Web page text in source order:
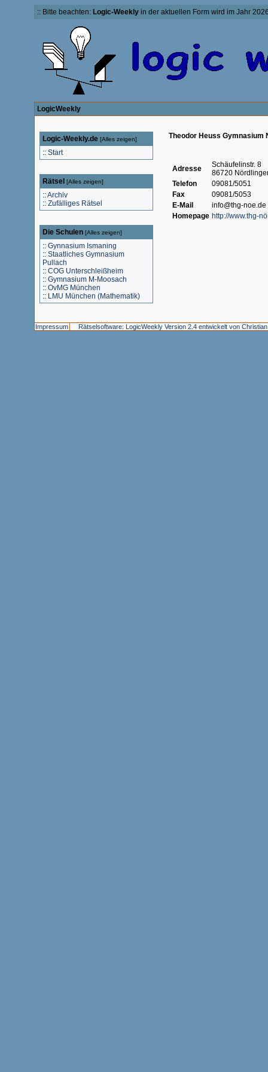
:: Bitte beachten: Logic-Weeklyin der aktuellen Form wird im Jahr
LogicWeekly
Logic-Weekly.de [Alles zeigen]
:: Start
Rätsel [Alles zeigen]
::Archiv
:: Zufälliges Rätsel
Die Schulen [Alles zeigen]
:: Gynnasium Ismaning
:: Staatliches Gymnasium
Pullach
:: COG Unterschleißheim
:: Gymnasium M-Moosach
:: OvMG München
:: LMU München (Mathematik)
Theodor Heuss Gymnasium
Adresse
Schäufelinstr. 8
86720
Telefon
09081/5051
Fax
09081/5053
E-Mail
info@thg-noe.de
Homepage http://www.thg-
Impressum Rätselsoftware: LogicWeekly Version 2.4 entwickelt von